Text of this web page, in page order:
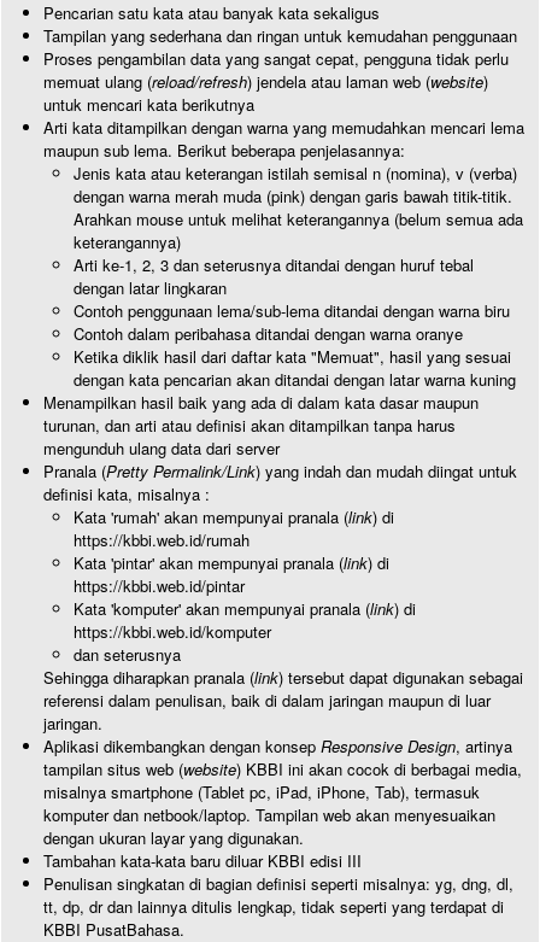
Pencarian satu kata atau banyak kata sekaligus
Tampilan yang sederhana dan ringan untuk kemudahan penggunaan
Proses pengambilan data yang sangat cepat, pengguna tidak perlu
memuat ulang (reload/refresh) jendela atau laman web (website)
untuk mencari kata berikutnya
Arti kata ditampilkan dengan warna yang memudahkan mencari lema
maupun sub lema. Berikut beberapa penjelasannya:
Jenis kata atau keterangan istilah semisal n (nomina), v (verba)
dengan warna merah muda (pink) dengan garis bawah titik-titik.
Arahkan mouse untuk melihat keterangannya (belum semua ada
keterangannya)
Arti ke-1, 2, 3 dan seterusnya ditandai dengan huruf tebal
dengan latar lingkaran
Contoh penggunaan lema/sub-lema ditandai dengan warna biru
Contoh dalam peribahasa ditandai dengan warna oranye
Ketika diklik hasil dari daftar kata "Memuat", hasil yang sesuai
dengan kata pencarian akan ditandai dengan latar warna kuning
Menampilkan hasil baik yang ada di dalam kata dasar maupun
turunan, dan arti atau definisi akan ditampilkan tanpa harus
mengunduh ulang data dari server
Pranala (Pretty Permalink/Link) yang indah dan mudah diingat untuk
definisi kata, misalnya :
Kata 'rumah' akan mempunyai pranala (link) di
https://kbbi.web.id/rumah
Kata 'pintar' akan mempunyai pranala (link) di
https://kbbi.web.id/pintar
Kata 'komputer' akan mempunyai pranala (link) di
https://kbbi.web.id/komputer
dan seterusnya
Sehingga diharapkan pranala (link) tersebut dapat digunakan sebagai
referensi dalam penulisan, baik di dalam jaringan maupun di luar
jaringan.
Aplikasi dikembangkan dengan konsep Responsive Design, artinya
tampilan situs web (website) KBBI ini akan cocok di berbagai media,
misalnya smartphone (Tablet pc, iPad, iPhone, Tab), termasuk
komputer dan netbook/laptop. Tampilan web akan menyesuaikan
dengan ukuran layar yang digunakan.
Tambahan kata-kata baru diluar KBBI edisi III
Penulisan singkatan di bagian definisi seperti misalnya: yg, dng, dl,
tt, dp, dr dan lainnya ditulis lengkap, tidak seperti yang terdapat di
KBBI PusatBahasa.